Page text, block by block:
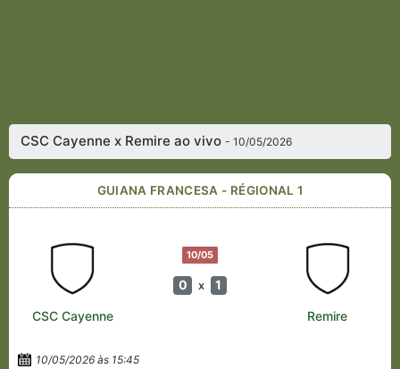
CSC Cayenne x Remire ao vivo- 10/05/2026
GUIANA FRANCESA - RÉGIONAL 1
10/05
0 x 1
CSC Cayenne Remire
10/05/2026 às 15:45